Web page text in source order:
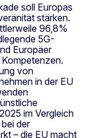
soll Europas
stärken.
96,8%
5G-
Europäer
von
in der EU
im Vergleich
der
– die EU macht